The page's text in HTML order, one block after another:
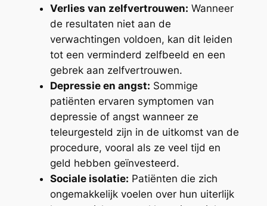
Verlies van zelfvertrouwen: Wanneer
de resultaten niet aan de
verwachtingen voldoen, kan dit leiden
tot een verminderd zelfbeeld en een
gebrek aan zelfvertrouwen.
Depressie en angst: Sommige
patiënten ervaren symptomen van
depressie of angst wanneer ze
teleurgesteld zijn in de uitkomst van de
procedure, vooral als ze veel tijd en
geld hebben geïnvesteerd.
Sociale isolatie: Patiënten die zich
ongemakkelijk voelen over hun uiterlijk